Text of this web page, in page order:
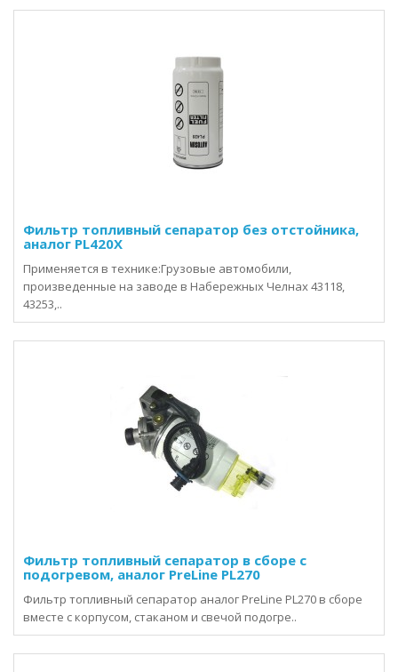
Фильтр топливный сепаратор без отстойника,
аналог PL420X
Применяется в технике:Грузовые автомобили,
произведенные на заводе в Набережных Челнах 43118,
43253,..
Фильтр топливный сепаратор в сборе с
подогревом, аналог PreLine PL270
Фильтр топливный сепаратор аналог PreLine PL270 в сборе
вместе с корпусом, стаканом и свечой подогре..